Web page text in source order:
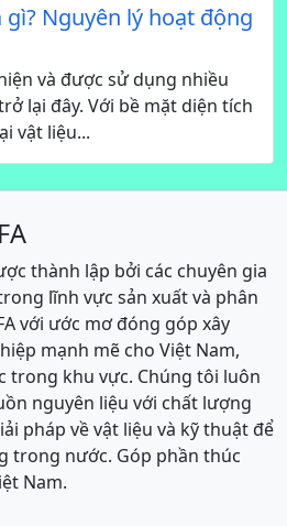
gì? Nguyên lý hoạt động
và được sử dụng nhiều
lại đây. Với bề mặt diện tích
vật liệu...
thành lập bởi các chuyên gia
lĩnh vực sản xuất và phân
với ước mơ đóng góp xây
mạnh mẽ cho Việt Nam,
trong khu vực. Chúng tôi luôn
nguyên liệu với chất lượng
pháp về vật liệu và kỹ thuật để
trong nước. Góp phần thúc
Nam.